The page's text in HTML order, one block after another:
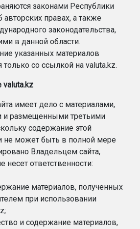
законами Республики
авторских правах, а также
законодательства,
в данной области.
указанных материалов
только со ссылкой на valuta.kz.
valuta.kz
имеет дело с материалами,
и размещенными третьими
содержание этой
не может быть в полной мере
Владельцем сайта,
несет ответственности:
материалов, полученных
при использовании
и содержание материалов,